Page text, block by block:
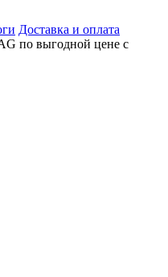
Доставка и оплата
по выгодной цене с